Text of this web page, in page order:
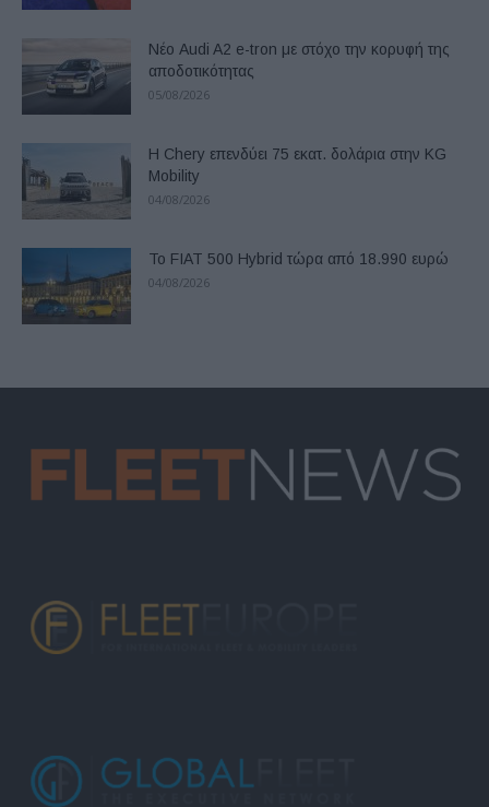
Νέο Audi A2 e-tron με στόχο την κορυφή της
αποδοτικότητας
05/08/2026
Η Chery επενδύει 75 εκατ. δολάρια στην KG
Mobility
04/08/2026
Το FIAT 500 Hybrid τώρα από 18.990 ευρώ
04/08/2026